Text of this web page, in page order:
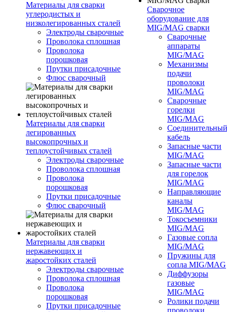
Материалы для сварки
углеродистых и
низколегированных сталей
Электроды сварочные
Проволока сплошная
Проволока
порошковая
Прутки присадочные
Флюс сварочный
Материалы для сварки
легированных
высокопрочных и
теплоустойчивых сталей
Электроды сварочные
Проволока сплошная
Проволока
порошковая
Прутки присадочные
Флюс сварочный
Материалы для сварки
нержавеющих и
жаростойких сталей
Электроды сварочные
Проволока сплошная
Проволока
порошковая
Прутки присадочные
Сварочное
оборудование для
MIG/MAG сварки
Сварочные
аппараты
MIG/MAG
Механизмы
подачи
проволоки
MIG/MAG
Сварочные
горелки
MIG/MAG
Соединительный
кабель
Запасные части
MIG/MAG
Запасные части
для горелок
MIG/MAG
Направляющие
каналы
MIG/MAG
Токосъемники
MIG/MAG
Газовые сопла
MIG/MAG
Пружины для
сопла MIG/MAG
Диффузоры
газовые
MIG/MAG
Ролики подачи
проволоки